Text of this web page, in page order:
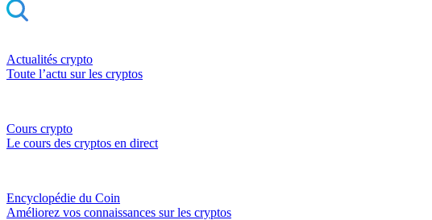
Actualités crypto
Toute l’actu sur les cryptos
Cours crypto
Le cours des cryptos en direct
Encyclopédie du Coin
Améliorez vos connaissances sur les cryptos